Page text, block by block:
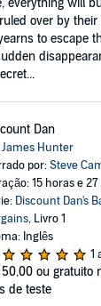
everything will
over by
to escape
Dan
James Hunter
por:Steve
15 horas e
Discount Dan's
, Livro 1
Inglês
1
50,00 ou gratuito
de teste